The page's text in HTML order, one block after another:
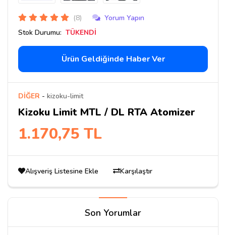
(8)
Yorum Yapın
Stok Durumu: TÜKENDİ
Ürün Geldiğinde Haber Ver
DİĞER - kizoku-limit
Kizoku Limit MTL / DL RTA Atomizer
1.170,75 TL
Alışveriş Listesine Ekle Karşılaştır
Son Yorumlar